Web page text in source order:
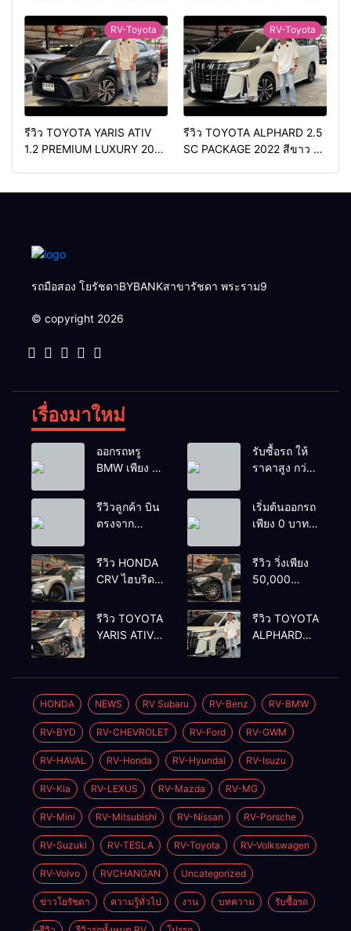
วิ่ง3หมื่นกว่าโล
เดียว ดีเซล สวยหายาก ทรง
สปอร์ต
RV-Toyota
รีวิว TOYOTA YARIS ATIV
1.2 PREMIUM LUXURY 2024
RV-Toyota
รีวิว TOYOTA ALPHARD 2.5
SC PACKAGE 2022 สีขาว ท้อ
รถมือสอง โยรัชดาBYBANKสาขารัชดา พระราม9
© copyright 2026
เรื่องมาใหม่
ออกรถหรู
BMW เพียง 1
รับซื้อรถ ให้
ราคาสูง กว่า
ติดไฟแนนซ์ก็
รับซื้อ
รีวิวลูกค้า บิน
ตรงจาก
รถโยรัชดา
เริ่มต้นออกรถ
เพียง 0 บาท
รีวิว HONDA
CRV ไฮบริด
eHEV ES
2024 รุ่นรอง
วิ่ง3หมื่นกว่า
โล
รีวิว วิ่งเพียง
50,000
BENZ
GLC250d
เดียว ดีเซล
สวยหายาก
ทรง สปอร์ต
รีวิว TOYOTA
YARIS ATIV
ตัวท้อปสุ
ด✅ราคา
579,000
บาท🛣️วิ่งน้อย
เพียง 400 กม.
รีวิว TOYOTA
ALPHARD
ท้อป
เบนซิน✅ราคา
2,050,000
บาท🛣️วิ่งน้อย
เพียง 70,000
กม.
HONDA NEWS RV Subaru RV-Benz RV-BMW
RV-BYD RV-CHEVROLET RV-Ford RV-GWM
RV-HAVAL RV-Honda RV-Hyundai RV-Isuzu
RV-Kia RV-LEXUS RV-Mazda RV-MG
RV-Mini RV-Mitsubishi RV-Nissan RV-Porsche
RV-Suzuki RV-TESLA RV-Toyota RV-Volkswagen
RV-Volvo RVCHANGAN Uncategorized
ข่าวโยรัชดา ความรู้ทั่วไป งาน บทความ รับซื้อรถ